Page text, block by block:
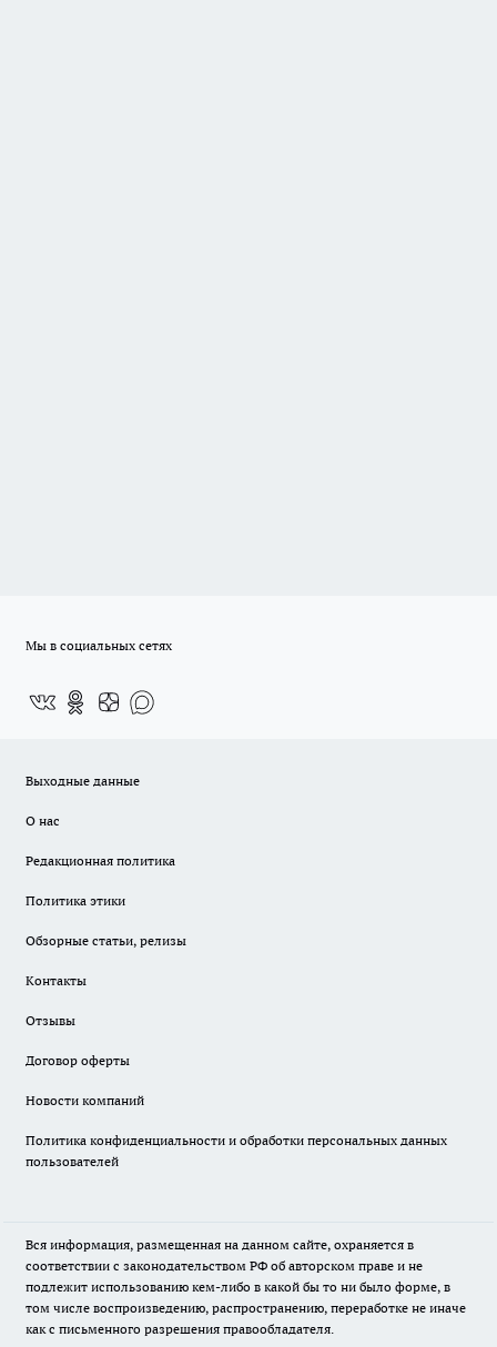
Мы в социальных сетях
Выходные данные
О нас
Редакционная политика
Политика этики
Обзорные статьи, релизы
Контакты
Отзывы
Договор оферты
Новости компаний
Политика конфиденциальности и обработки персональных данных
пользователей
Вся информация, размещенная на данном сайте, охраняется в
соответствии с законодательством РФ об авторском праве и не
подлежит использованию кем-либо в какой бы то ни было форме, в
том числе воспроизведению, распространению, переработке не иначе
как с письменного разрешения правообладателя.